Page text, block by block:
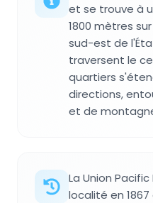
et se trouve à
1800 mètres
sud-est de
traversent le
quartiers
directions,
et de
La Union
localité en